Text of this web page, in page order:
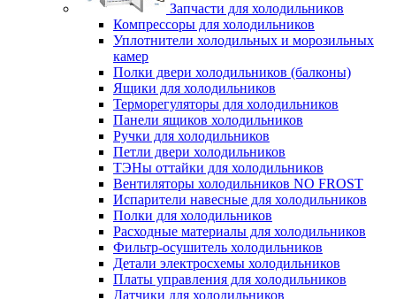
Запчасти для холодильников
Компрессоры для холодильников
Уплотнители холодильных и морозильных
камер
Полки двери холодильников (балконы)
Ящики для холодильников
Терморегуляторы для холодильников
Панели ящиков холодильников
Ручки для холодильников
Петли двери холодильников
ТЭНы оттайки для холодильников
Вентиляторы холодильников NO FROST
Испарители навесные для холодильников
Полки для холодильников
Расходные материалы для холодильников
Фильтр-осушитель холодильников
Детали электросхемы холодильников
Платы управления для холодильников
Датчики для холодильников